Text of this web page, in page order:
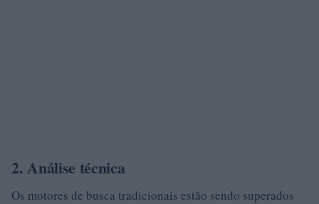
2. Análise técnica
Os motores de busca tradicionais estão sendo superados